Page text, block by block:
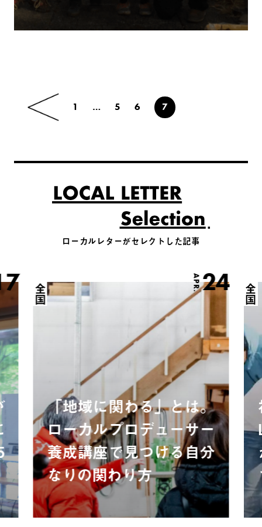
1 … 5 6 7
ローカルレターがセレクトした記事
APR.24
全国
「地域に関わる」とは。
ローカルプロデューサー
養成講座で見つける自分
なりの関わり方
全国